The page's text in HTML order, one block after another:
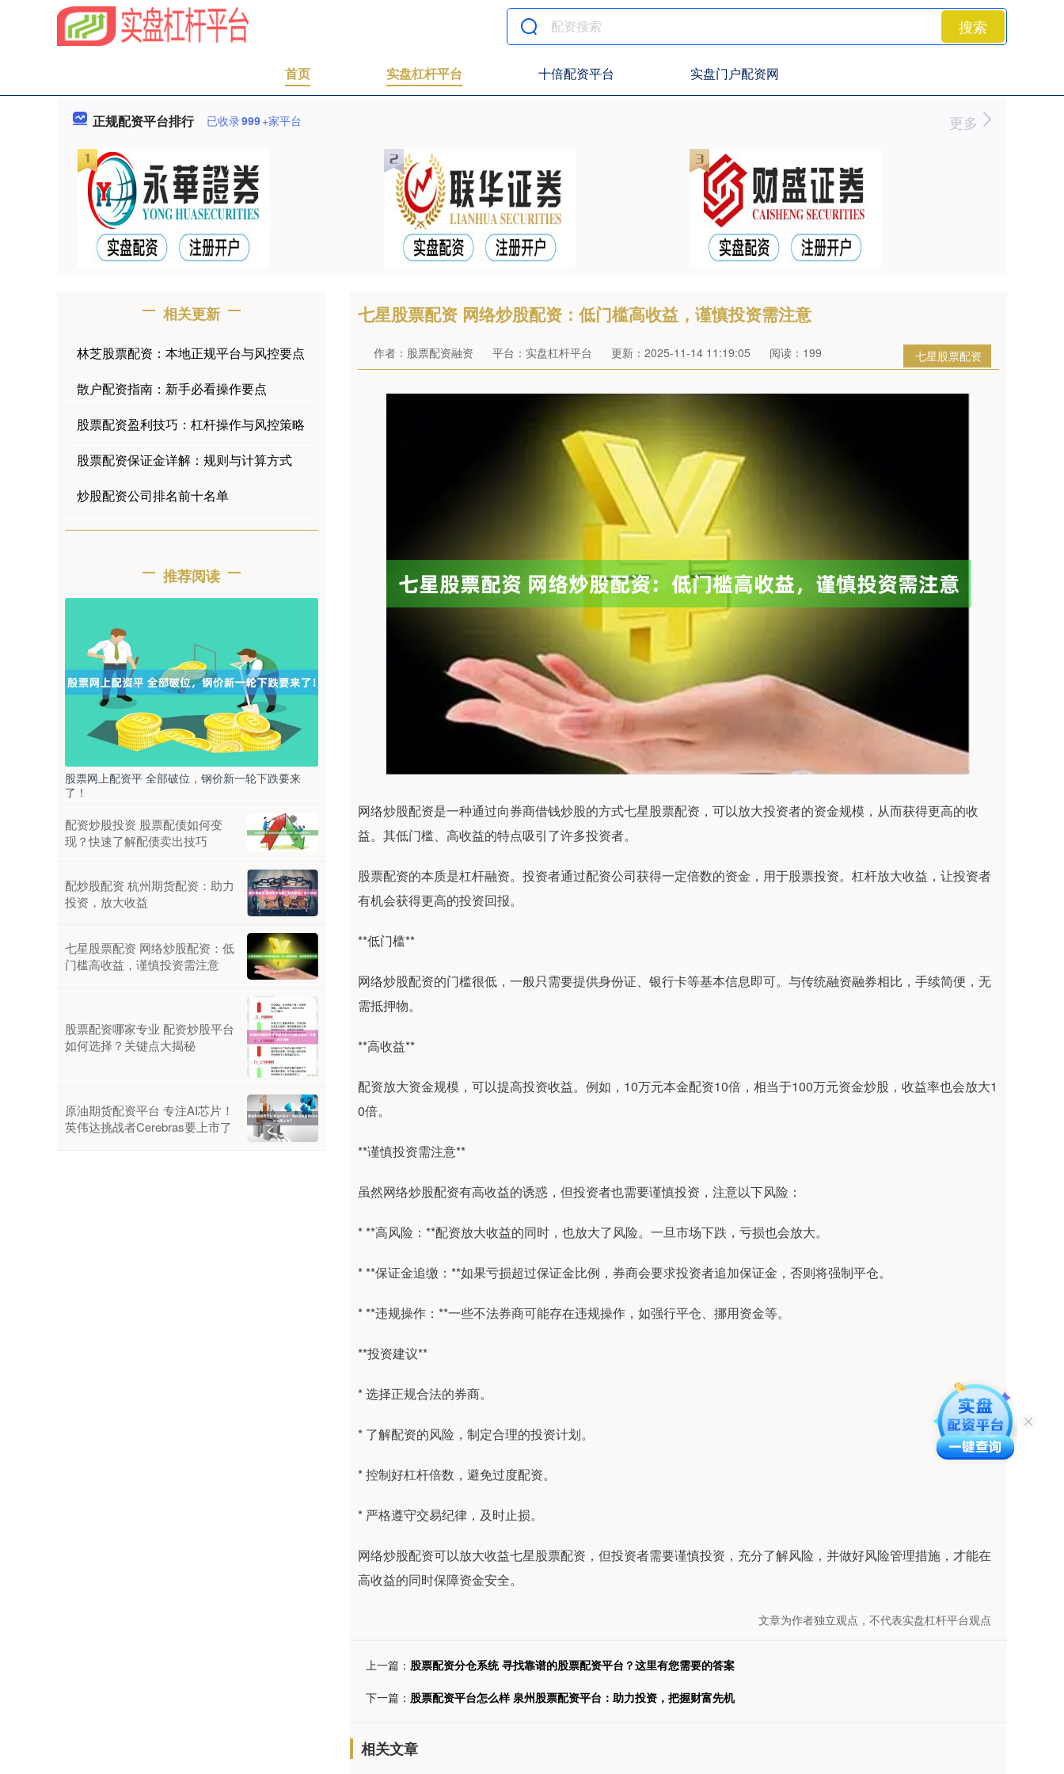
搜索
首页 实盘杠杆平台 十倍配资平台 实盘门户配资网
正规配资平台排行 已收录999+家平台 更多
七星股票配资 网络炒股配资：低门槛高收益，谨慎投资需注意
七星股票配资
作者：股票配资融资 平台：实盘杠杆平台 更新：2025-11-14 11:19:05 阅读：199
网络炒股配资是一种通过向券商借钱炒股的方式七星股票配资，可以放大投资者的资金规模，从而获得更高的收
益。其低门槛、高收益的特点吸引了许多投资者。
股票配资的本质是杠杆融资。投资者通过配资公司获得一定倍数的资金，用于股票投资。杠杆放大收益，让投资者
有机会获得更高的投资回报。
**低门槛**
网络炒股配资的门槛很低，一般只需要提供身份证、银行卡等基本信息即可。与传统融资融券相比，手续简便，无
需抵押物。
**高收益**
配资放大资金规模，可以提高投资收益。例如，10万元本金配资10倍，相当于100万元资金炒股，收益率也会放大1
0倍。
**谨慎投资需注意**
虽然网络炒股配资有高收益的诱惑，但投资者也需要谨慎投资，注意以下风险：
* **高风险：**配资放大收益的同时，也放大了风险。一旦市场下跌，亏损也会放大。
* **保证金追缴：**如果亏损超过保证金比例，券商会要求投资者追加保证金，否则将强制平仓。
* **违规操作：**一些不法券商可能存在违规操作，如强行平仓、挪用资金等。
**投资建议**
* 选择正规合法的券商。
* 了解配资的风险，制定合理的投资计划。
* 控制好杠杆倍数，避免过度配资。
* 严格遵守交易纪律，及时止损。
网络炒股配资可以放大收益七星股票配资，但投资者需要谨慎投资，充分了解风险，并做好风险管理措施，才能在
高收益的同时保障资金安全。
文章为作者独立观点，不代表实盘杠杆平台观点
上一篇： 股票配资分仓系统 寻找靠谱的股票配资平台？这里有您需要的答案
下一篇： 股票配资平台怎么样 泉州股票配资平台：助力投资，把握财富先机
相关文章
相关更新
林芝股票配资：本地正规平台与风控要点
散户配资指南：新手必看操作要点
股票配资盈利技巧：杠杆操作与风控策略
股票配资保证金详解：规则与计算方式
炒股配资公司排名前十名单
推荐阅读
股票网上配资平 全部破位，钢价新一轮下跌要来
了！
配资炒股投资 股票配债如何变
现？快速了解配债卖出技巧
配炒股配资 杭州期货配资：助力
投资，放大收益
七星股票配资 网络炒股配资：低
门槛高收益，谨慎投资需注意
股票配资哪家专业 配资炒股平台
如何选择？关键点大揭秘
原油期货配资平台 专注AI芯片！
英伟达挑战者Cerebras要上市了